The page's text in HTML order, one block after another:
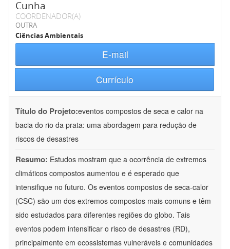
Cunha
COORDENADOR(A)
OUTRA
Ciências Ambientais
E-mail
Currículo
Título do Projeto:eventos compostos de seca e calor na
bacia do rio da prata: uma abordagem para redução de
riscos de desastres
Resumo: Estudos mostram que a ocorrência de extremos
climáticos compostos aumentou e é esperado que
intensifique no futuro. Os eventos compostos de seca-calor
(CSC) são um dos extremos compostos mais comuns e têm
sido estudados para diferentes regiões do globo. Tais
eventos podem intensificar o risco de desastres (RD),
principalmente em ecossistemas vulneráveis e comunidades